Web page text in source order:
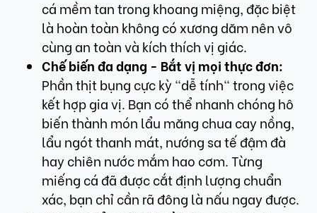
cá mềm tan trong khoang miệng, đặc biệt
là hoàn toàn không có xương dăm nên vô
cùng an toàn và kích thích vị giác.
Chế biến đa dạng - Bắt vị mọi thực đơn:
Phần thịt bụng cực kỳ "dễ tính" trong việc
kết hợp gia vị. Bạn có thể nhanh chóng hô
biến thành món lẩu măng chua cay nồng,
lẩu ngót thanh mát, nướng sa tế đậm đà
hay chiên nước mắm hao cơm. Từng
miếng cá đã được cắt định lượng chuẩn
xác, bạn chỉ cần rã đông là nấu ngay được.